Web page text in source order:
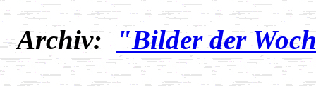
Archiv: "Bilder der